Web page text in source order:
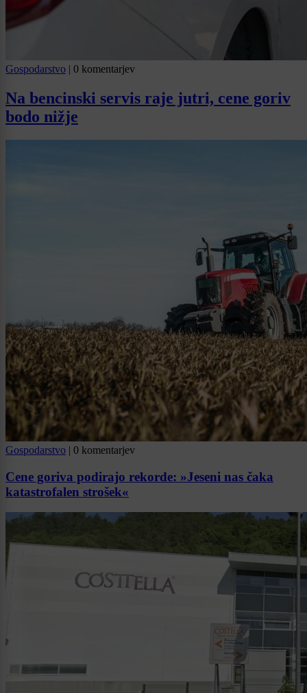
Gospodarstvo | 0 komentarjev
Na bencinski servis raje jutri, cene goriv
bodo nižje
Gospodarstvo | 0 komentarjev
Cene goriva podirajo rekorde: »Jeseni nas čaka
katastrofalen strošek«